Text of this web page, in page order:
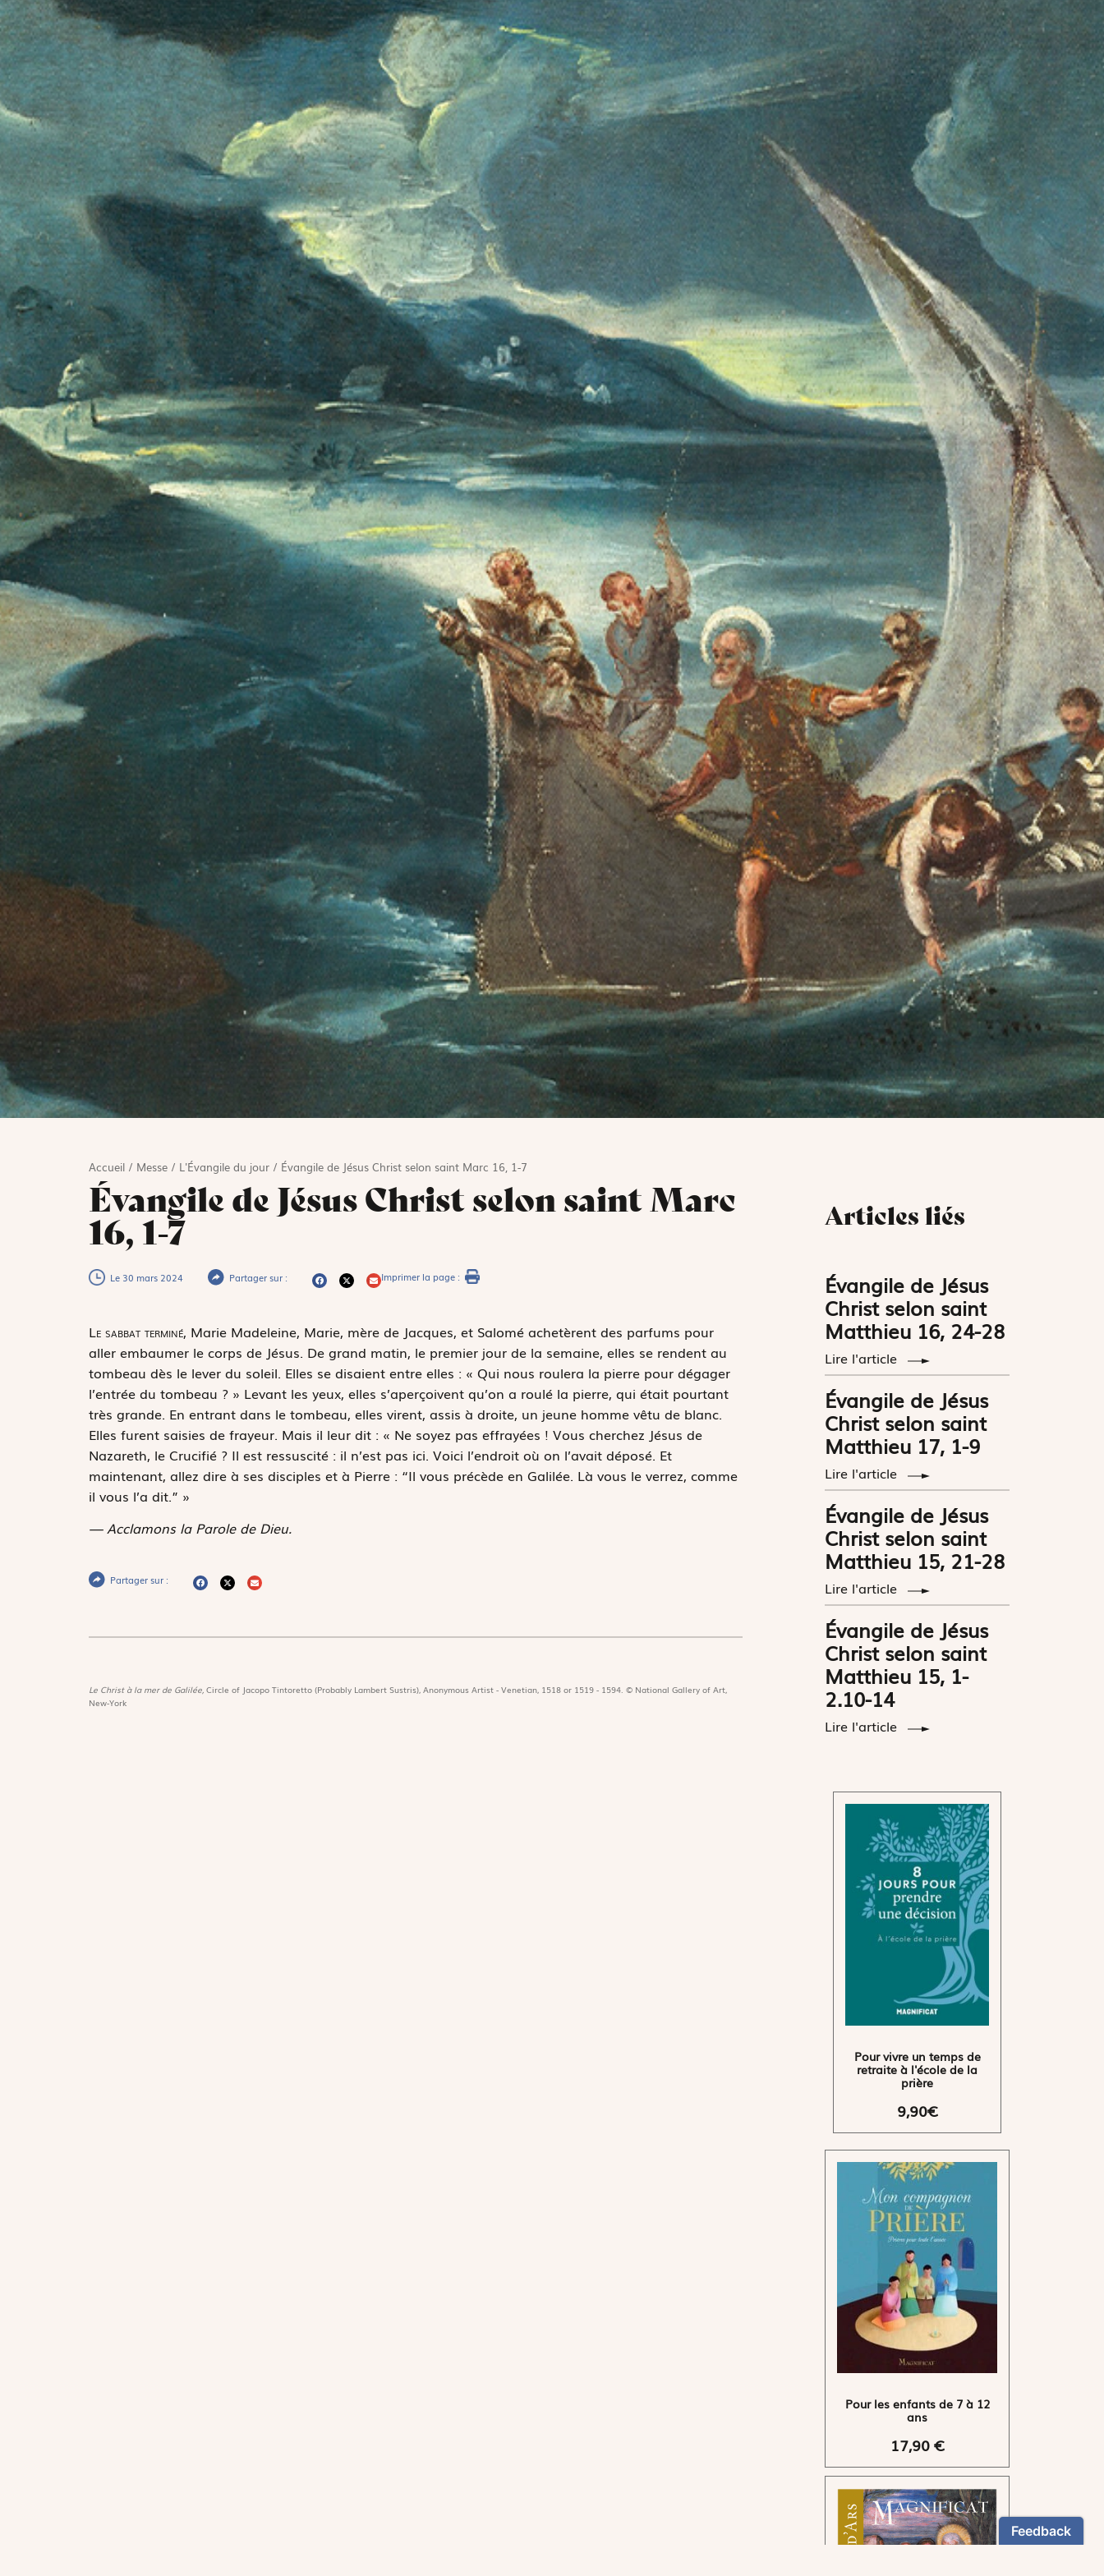
Accueil/ Messe/ L'Évangile du jour/ Évangile de Jésus Christ selon saint Marc 16, 1-7
Évangile de Jésus Christ selon saint Marc
16, 1-7
Le 30 mars 2024 Partager sur : Imprimer la page :
Le sabbat terminé, Marie Madeleine, Marie, mère de Jacques, et Salomé achetèrent des parfums pour
aller embaumer le corps de Jésus. De grand matin, le premier jour de la semaine, elles se rendent au
tombeau dès le lever du soleil. Elles se disaient entre elles : « Qui nous roulera la pierre pour dégager
l’entrée du tombeau ? » Levant les yeux, elles s’aperçoivent qu’on a roulé la pierre, qui était pourtant
très grande. En entrant dans le tombeau, elles virent, assis à droite, un jeune homme vêtu de blanc.
Elles furent saisies de frayeur. Mais il leur dit : « Ne soyez pas effrayées ! Vous cherchez Jésus de
Nazareth, le Crucifié ? Il est ressuscité : il n’est pas ici. Voici l’endroit où on l’avait déposé. Et
maintenant, allez dire à ses disciples et à Pierre : “Il vous précède en Galilée. Là vous le verrez, comme
il vous l’a dit.” »
— Acclamons la Parole de Dieu.
Partager sur :
Le Christ à la mer de Galilée, Circle of Jacopo Tintoretto (Probably Lambert Sustris), Anonymous Artist - Venetian, 1518 or 1519 - 1594. © National Gallery of Art,
New-York
Articles liés
Évangile de Jésus
Christ selon saint
Matthieu 16, 24-28
Lire l'article
Évangile de Jésus
Christ selon saint
Matthieu 17, 1-9
Lire l'article
Évangile de Jésus
Christ selon saint
Matthieu 15, 21-28
Lire l'article
Évangile de Jésus
Christ selon saint
Matthieu 15, 1-
2.10-14
Lire l'article
Pour vivre un temps de
retraite à l'école de la
prière
9,90€
Pour les enfants de 7 à 12
ans
17,90 €